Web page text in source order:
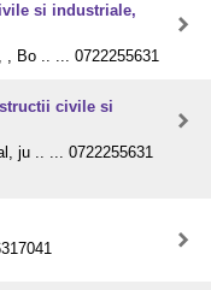
si industriale,
, Bo .. ... 0722255631
civile si
ju .. ... 0722255631